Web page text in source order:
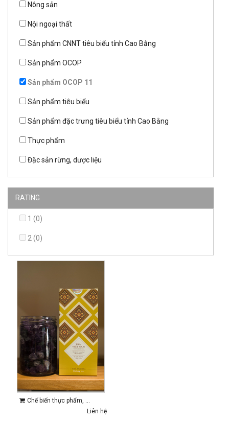
Nông sản
Nội ngoại thất
Sản phẩm CNNT tiêu biểu tỉnh Cao Bằng
Sản phẩm OCOP
Sản phẩm OCOP 11
Sản phẩm tiêu biểu
Sản phẩm đặc trưng tiêu biểu tỉnh Cao Bằng
Thực phẩm
Đặc sản rừng, dược liệu
RATING
1 (0)
2 (0)
Chế biến thực phẩm, ...
Liên hệ